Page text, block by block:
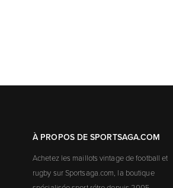
À PROPOS DE SPORTSAGA.COM
Achetez les maillots vintage de football et
rugby sur Sportsaga.com, la boutique